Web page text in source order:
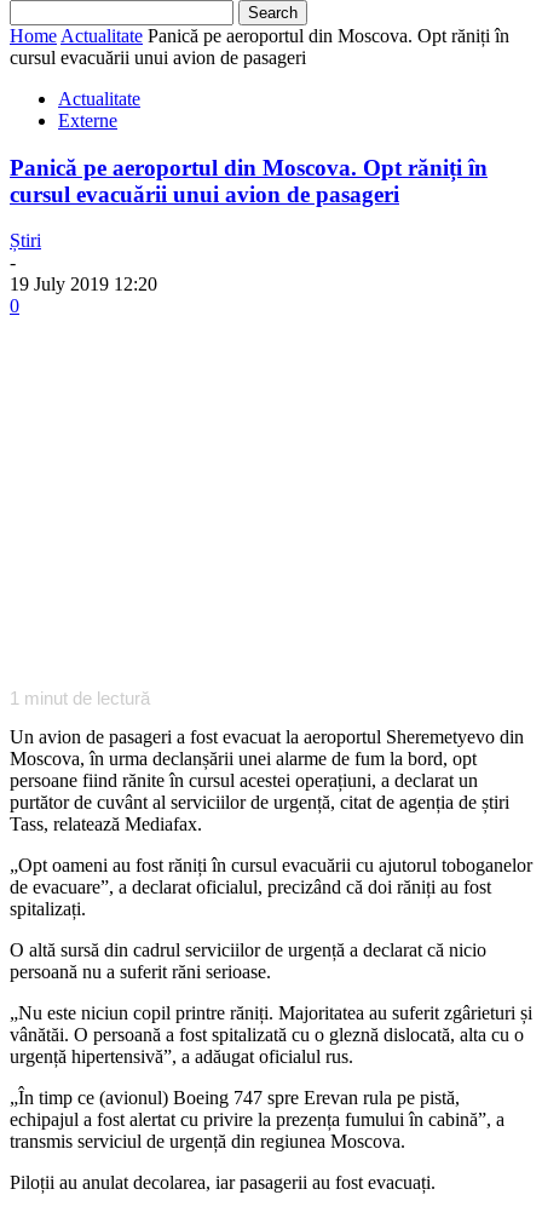
Home Actualitate Panică pe aeroportul din Moscova. Opt răniți în
cursul evacuării unui avion de pasageri
Actualitate
Externe
Panică pe aeroportul din Moscova. Opt răniți în
cursul evacuării unui avion de pasageri
Știri
-
19 July 2019 12:20
0
1 minut de lectură
Un avion de pasageri a fost evacuat la aeroportul Sheremetyevo din
Moscova, în urma declanșării unei alarme de fum la bord, opt
persoane fiind rănite în cursul acestei operațiuni, a declarat un
purtător de cuvânt al serviciilor de urgență, citat de agenția de știri
Tass, relatează Mediafax.
„Opt oameni au fost răniți în cursul evacuării cu ajutorul toboganelor
de evacuare”, a declarat oficialul, precizând că doi răniți au fost
spitalizați.
O altă sursă din cadrul serviciilor de urgență a declarat că nicio
persoană nu a suferit răni serioase.
„Nu este niciun copil printre răniți. Majoritatea au suferit zgârieturi și
vânătăi. O persoană a fost spitalizată cu o gleznă dislocată, alta cu o
urgență hipertensivă”, a adăugat oficialul rus.
„În timp ce (avionul) Boeing 747 spre Erevan rula pe pistă,
echipajul a fost alertat cu privire la prezența fumului în cabină”, a
transmis serviciul de urgență din regiunea Moscova.
Piloții au anulat decolarea, iar pasagerii au fost evacuați.